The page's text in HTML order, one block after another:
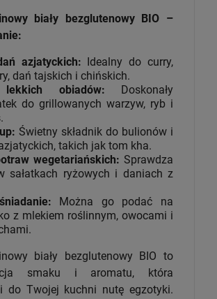
biały bezglutenowy BIO –
azjatyckich: Idealny do curry,
dań tajskich i chińskich.
obiadów: Doskonały
do grillowanych warzyw, ryb i
Świetny składnik do bulionów i
takich jak tom kha.
wegetariańskich: Sprawdza
sałatkach ryżowych i daniach z
Można go podać na
z mlekiem roślinnym, owocami i
biały bezglutenowy BIO to
smaku i aromatu, która
do Twojej kuchni nutę egzotyki.